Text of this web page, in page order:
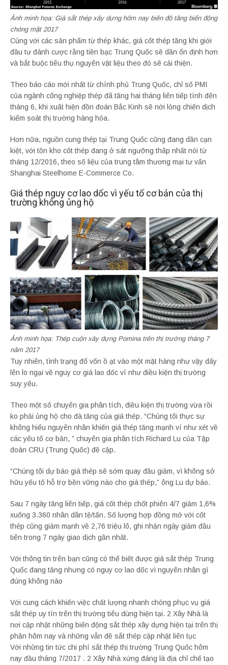
Ảnh minh họa: Giá sắt thép xây dựng hôm nay biên độ tăng biến động
chóng mặt 2017
Cùng với các sản phẩm từ thép khác, giá cốt thép tăng khi giới
đầu tư đánh cược rằng tiền bạc Trung Quốc sẽ dần ổn định hơn
và bắt buộc tiêu thụ nguyên vật liệu theo đó sẽ cải thiện.
Theo báo cáo mới nhất từ chính phủ Trung Quốc, chỉ số PMI
của ngành công nghiệp thép đã tăng hai tháng liên tiếp tính đến
tháng 6, khi xuất hiện đồn đoán Bắc Kinh sẽ nới lỏng chiến dịch
kiểm soát thị trường hàng hóa.
Hơn nữa, nguồn cung thép tại Trung Quốc cũng đang dần cạn
kiệt, với tồn kho cốt thép đang ở sát ngưỡng thấp nhất nói từ
tháng 12/2016, theo số liệu của trung tâm thương mại tư vấn
Shanghai Steelhome E-Commerce Co.
Giá thép nguy cơ lao dốc vì yếu tố cơ bản của thị
trường không ủng hộ
Ảnh minh họa: Thép cuộn xây dựng Pomina trên thị trường tháng 7
năm 2017
Tuy nhiên, tình trạng đổ vốn ồ ạt vào một mặt hàng như vậy dấy
lên lo ngại về nguy cơ giá lao dốc ví như điều kiện thị trường
suy yếu.
Theo một số chuyên gia phân tích, điều kiện thị trường vừa rồi
ko phải ủng hộ cho đà tăng của giá thép. “Chúng tôi thực sự
không hiểu nguyên nhân khiến giá thép tăng mạnh ví như xét về
các yếu tố cơ bản, ” chuyên gia phân tích Richard Lu của Tập
đoàn CRU (Trung Quốc) đề cập.
“Chúng tôi dự báo giá thép sẽ sớm quay đầu giảm, vì không sở
hữu yếu tố hỗ trợ bền vững nào cho giá thép,” ông Lu dự báo.
Sau 7 ngày tăng liên tiếp, giá cốt thép chốt phiên 4/7 giảm 1,6%
xuống 3.360 nhân dân tệ/tấn. Số lượng hợp đồng mở với cốt
thép cũng giảm mạnh về 2,76 triệu lô, ghi nhận ngày giảm đầu
tiên trong 7 ngày giao dịch gần nhất.
Với thông tin trên bạn cũng có thể biết được giá sắt thép Trung
Quốc đang tăng nhưng có nguy cơ lao dốc vì nguyên nhân gì
đúng không nào
Với cung cách khiến việc chất lượng nhanh chóng phục vụ giá
sắt thép uy tín trên thị trường tiêu dùng hiện tại. 2 Xây Nhà là
nơi cập nhật những biến động sắt thép xây dựng hiện tại trên thị
phần hôm nay và những vẫn đề sắt thép cập nhật liên tục
Với những tin tức chi phí sắt thép thị trường Trung Quốc hôm
nay đầu tháng 7/2017 . 2 Xây Nhà xứng đáng là địa chỉ chế tạo